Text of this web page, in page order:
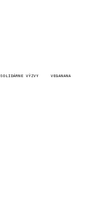
SOLIDÁRNE VÝZVY VEGANANA